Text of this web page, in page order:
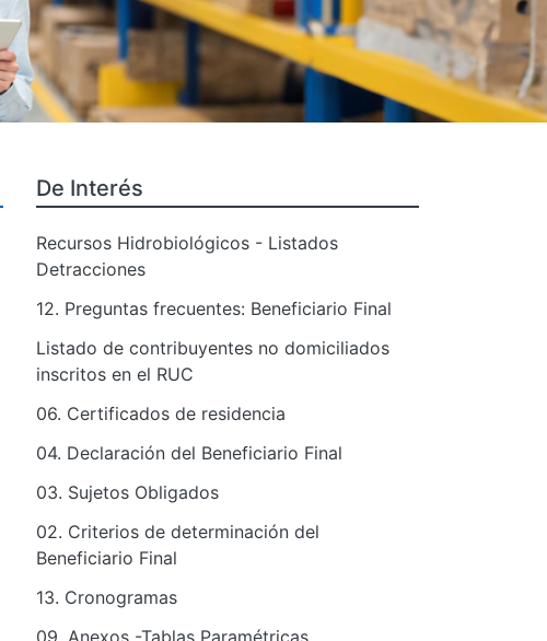
De Interés
Recursos Hidrobiológicos - Listados
Detracciones
12. Preguntas frecuentes: Beneficiario Final
Listado de contribuyentes no domiciliados
inscritos en el RUC
06. Certificados de residencia
04. Declaración del Beneficiario Final
03. Sujetos Obligados
02. Criterios de determinación del
Beneficiario Final
13. Cronogramas